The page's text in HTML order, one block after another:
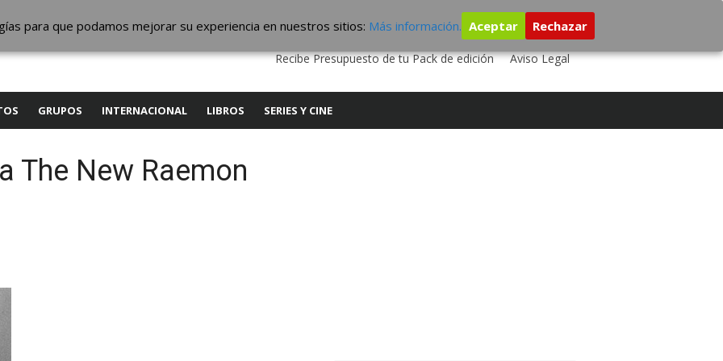
QUIENES SOMOS CONTACTO SERVICIOS EDITA TU DISCO
ESTUDIO DE GRABACIÓN
Recibe Presupuesto de tu Pack de edición
Aviso Legal
GRUPOS INTERNACIONAL LIBROS SERIES Y CINE
The New Raemon
para que podamos mejorar su experiencia en nuestros sitios: Más información. Aceptar Rechazar